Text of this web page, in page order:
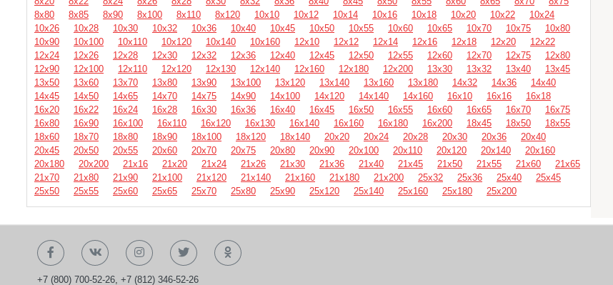
8х80
8х85 8х90 8х100 8х110 8х120 10х10 10х12 10х14 10х16 10х18 10х20 10х22
10х24
10х26
10х28 10х30 10х32 10х36 10х40 10х45 10х50 10х55 10х60 10х65 10х70 10х75
10х80
10х90
10х100 10х110 10х120 10х140 10х160 12х10 12х12 12х14 12х16 12х18 12х20
12х22
12х24
12х26 12х28 12х30 12х32 12х36 12х40 12х45 12х50 12х55 12х60 12х70 12х75
12х80
12х90
12х100 12х110 12х120 12х130 12х140 12х160 12х180 12х200 13х30 13х32 13х40
13х45
13х50
13х60 13х70 13х80 13х90 13х100 13х120 13х140 13х160 13х180 14х32 14х36
14х40
14х45
14х50 14х65 14х70 14х75 14х90 14х100 14х120 14х140 14х160 16х10 16х16
16х18
16х20
16х22 16х24 16х28 16х30 16х36 16х40 16х45 16х50 16х55 16х60 16х65 16х70
16х75
16х80
16х90 16х100 16х110 16х120 16х130 16х140 16х160 16х180 16х200 18х45 18х50
18х55
18х60
18х70 18х80 18х90 18х100 18х120 18х140 20х20 20х24 20х28 20х30 20х36
20х40
20х45
20х50 20х55 20х60 20х70 20х75 20х80 20х90 20х100 20х110 20х120 20х140
20х160
20х180
20х200 21х16 21х20 21х24 21х26 21х30 21х36 21х40 21х45 21х50 21х55 21х60
21х65
21х70
21х80 21х90 21х100 21х120 21х140 21х160 21х180 21х200 25х32 25х36 25х40
25х45
25х50
25х55 25х60 25х65 25х70 25х80 25х90 25х120 25х140 25х160 25х180 25х200
+7 (800) 700-52-26, +7 (812) 346-52-26